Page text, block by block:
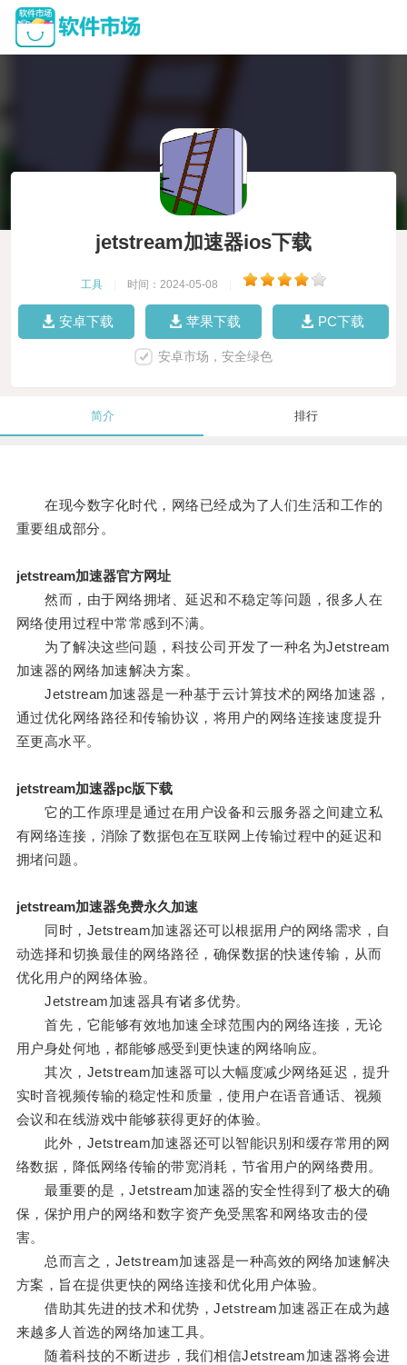
jetstream加速器ios下载
工具 时间：2024-05-08
安卓下载 苹果下载 PC下载
安卓市场，安全绿色
简介 排行
在现今数字化时代，网络已经成为了人们生活和工作的
重要组成部分。
jetstream加速器官方网址
然而，由于网络拥堵、延迟和不稳定等问题，很多人在
网络使用过程中常常感到不满。
为了解决这些问题，科技公司开发了一种名为Jetstream
加速器的网络加速解决方案。
Jetstream加速器是一种基于云计算技术的网络加速器，
通过优化网络路径和传输协议，将用户的网络连接速度提升
至更高水平。
jetstream加速器pc版下载
它的工作原理是通过在用户设备和云服务器之间建立私
有网络连接，消除了数据包在互联网上传输过程中的延迟和
拥堵问题。
jetstream加速器免费永久加速
同时，Jetstream加速器还可以根据用户的网络需求，自
动选择和切换最佳的网络路径，确保数据的快速传输，从而
优化用户的网络体验。
Jetstream加速器具有诸多优势。
首先，它能够有效地加速全球范围内的网络连接，无论
用户身处何地，都能够感受到更快速的网络响应。
其次，Jetstream加速器可以大幅度减少网络延迟，提升
实时音视频传输的稳定性和质量，使用户在语音通话、视频
会议和在线游戏中能够获得更好的体验。
此外，Jetstream加速器还可以智能识别和缓存常用的网
络数据，降低网络传输的带宽消耗，节省用户的网络费用。
最重要的是，Jetstream加速器的安全性得到了极大的确
保，保护用户的网络和数字资产免受黑客和网络攻击的侵
害。
总而言之，Jetstream加速器是一种高效的网络加速解决
方案，旨在提供更快的网络连接和优化用户体验。
借助其先进的技术和优势，Jetstream加速器正在成为越
来越多人首选的网络加速工具。
随着科技的不断进步，我们相信Jetstream加速器将会进